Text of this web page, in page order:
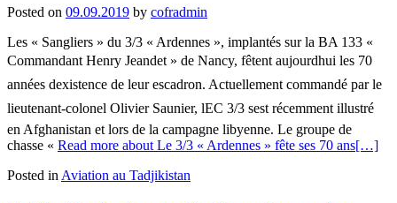
Posted on 09.09.2019 by cofradmin
Les « Sangliers » du 3/3 « Ardennes », implantés sur la BA 133 «
Commandant Henry Jeandet » de Nancy, fêtent aujourdhui les 70
années dexistence de leur escadron. Actuellement commandé par le
lieutenant-colonel Olivier Saunier, lEC 3/3 sest récemment illustré
en Afghanistan et lors de la campagne libyenne. Le groupe de
chasse « Read more about Le 3/3 « Ardennes » fête ses 70 ans[…]
Posted in Aviation au Tadjikistan